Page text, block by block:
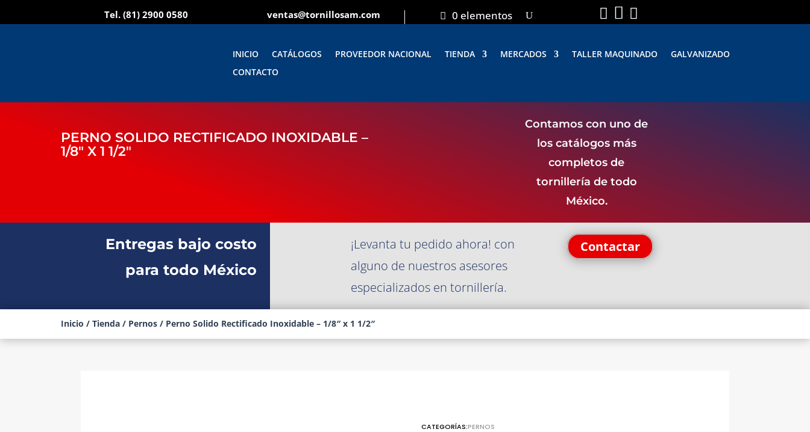
Tel. (81) 2900 0580 ventas@tornillosam.com 0 elementos  . . 
INICIO CATÁLOGOS PROVEEDOR NACIONAL TIENDA MERCADOS TALLER MAQUINADO
GALVANIZADO
CONTACTO
PERNO SOLIDO RECTIFICADO INOXIDABLE –
1/8″ X 1 1/2″
Contamos con uno de
los catálogos más
completos de
tornillería de todo
México.
Entregas bajo costo
para todo México
¡Levanta tu pedido ahora! con
alguno de nuestros asesores
especializados en tornillería.
Contactar
Inicio / Tienda/ Pernos/ Perno Solido Rectificado Inoxidable – 1/8″ x 1 1/2″
CATEGORÍAS:PERNOS